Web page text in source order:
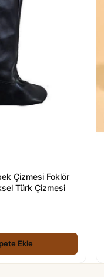
Çizmesi Foklör
Türk Çizmesi
Ekle